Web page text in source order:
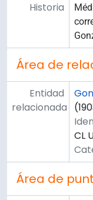
Historia
Área de
Entidad
relacionada
CL
Área de